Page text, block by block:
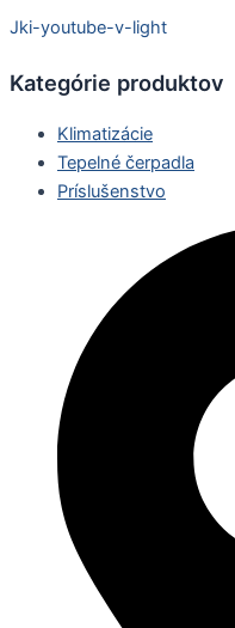
Jki-youtube-v-light
Kategórie produktov
Klimatizácie
Tepelné čerpadla
Príslušenstvo